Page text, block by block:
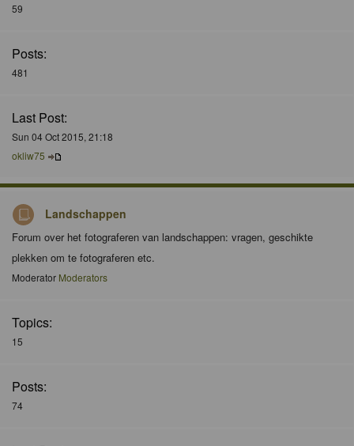
59
Posts:
481
Last Post:
Sun 04 Oct 2015, 21:18
okliw75
Landschappen
Forum over het fotograferen van landschappen: vragen, geschikte
plekken om te fotograferen etc.
Moderator Moderators
Topics:
15
Posts:
74